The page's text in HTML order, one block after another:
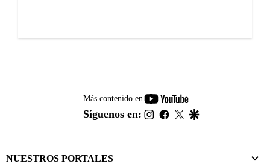
Más contenido en
youtube-
footer
Síguenos en: instagram
facebook
twitter
NUESTROS PORTALES